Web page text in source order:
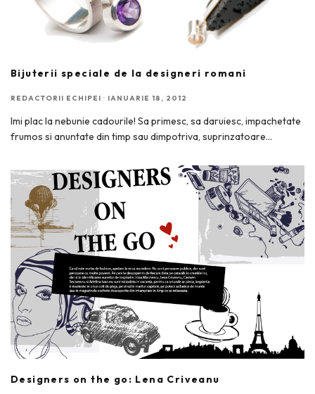
Bijuterii speciale de la designeri romani
REDACTORII ECHIPEI · IANUARIE 18, 2012
Imi plac la nebunie cadourile! Sa primesc, sa daruiesc, impachetate
frumos si anuntate din timp sau dimpotriva, suprinzatoare...
Designers on the go: Lena Criveanu